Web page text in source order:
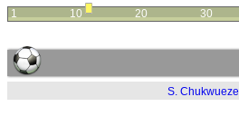
1 10 20 30
S. Chukwueze